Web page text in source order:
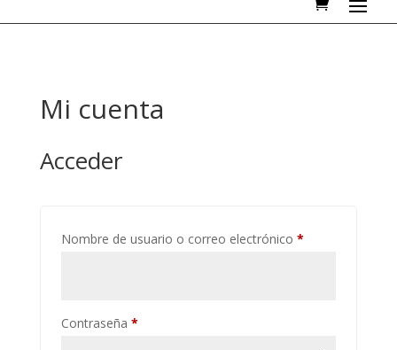
Mi cuenta
Acceder
Nombre de usuario o correo electrónico *Obligatorio
Contraseña *Obligatorio